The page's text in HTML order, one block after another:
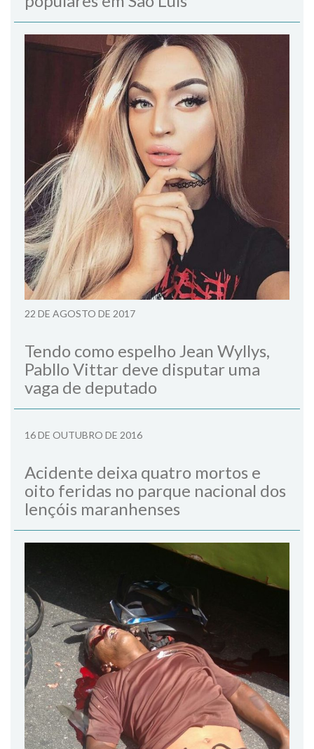
22 DE AGOSTO DE 2017
Tendo como espelho Jean Wyllys,
Pabllo Vittar deve disputar uma
vaga de deputado
16 DE OUTUBRO DE 2016
Acidente deixa quatro mortos e
oito feridas no parque nacional dos
lençóis maranhenses